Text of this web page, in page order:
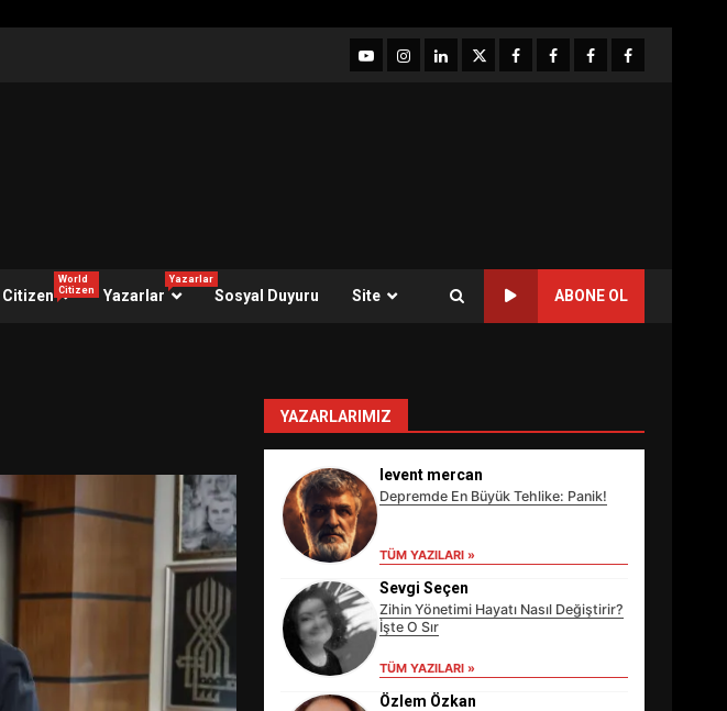
YouTubeInstagram
LinkedIntwitterfacebook-Facebook-
Facebook-Facebook-
World
Citizen
Yazarlar
Yazarlar
Sosyal Duyuru Site ABONE OL
YAZARLARIMIZ
levent mercan
Depremde En Büyük Tehlike: Panik!
TÜM YAZILARI »
Sevgi Seçen
Zihin Yönetimi Hayatı Nasıl Değiştirir?
İşte O Sır
TÜM YAZILARI »
Özlem Özkan